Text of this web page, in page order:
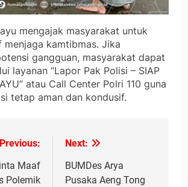
mengajak masyarakat untuk
menjaga kamtibmas. Jika
gangguan, masyarakat dapat
layanan “Lapor Pak Polisi – SIAP
atau Call Center Polri 110 guna
tetap aman dan kondusif.
Previous:
Maaf
Polemik
Next:
BUMDes Arya
Pusaka Aeng Tong